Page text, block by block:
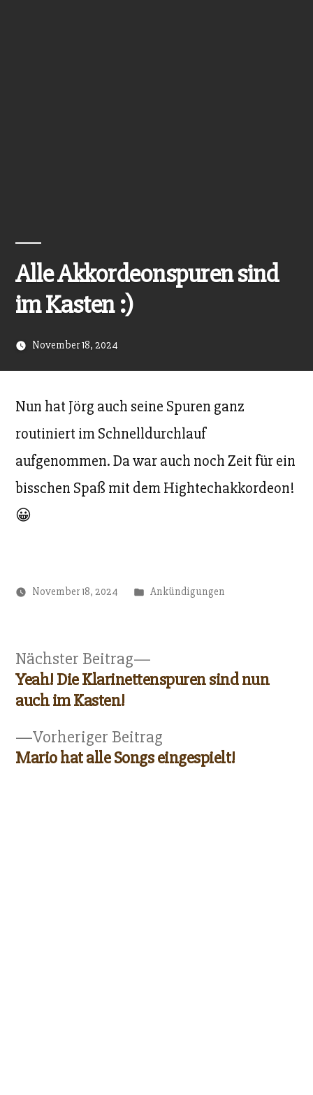
Alle Akkordeonspuren sind
im Kasten :)
November 18, 2024
Nun hat Jörg auch seine Spuren ganz
routiniert im Schnelldurchlauf
aufgenommen. Da war auch noch Zeit für ein
bisschen Spaß mit dem Hightechakkordeon!
😀
November 18, 2024
Veröffentlicht
Ankündigungen
Beitragsnavigation
Vorheriger Beitrag
Beitrag:
Mario hat alle Songs eingespielt!
Nächster Beitrag
Beitrag:
Yeah! Die Klarinettenspuren sind nun
auch im Kasten!